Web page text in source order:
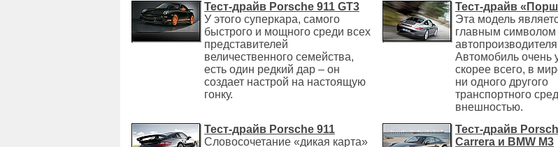
Тест-драйв Porsche 911 GT3
У этого суперкара, самого
быстрого и мощного среди всех
представителей
величественного семейства,
есть один редкий дар – он
создает настрой на настоящую
гонку.
Тест-драйв
Эта модель
главным символом
Автомобиль очень
скорее всего, в
ни одного другого
транспортного
внешностью.
Тест-драйв Porsche 911
Словосочетание «дикая карта»
Тест-драйв
Carrera и BMW M3